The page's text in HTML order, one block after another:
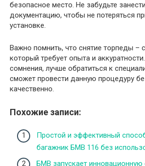
безопасное место. Не забудьте
документацию, чтобы не потеряться
установке.
Важно помнить, что снятие торпеды –
который требует опыта и
сомнения, лучше обратиться к
сможет провести данную процедуру
качественно.
Похожие записи:
Простой и эффективный
багажник БМВ 116 без
БМВ запускает инновационную